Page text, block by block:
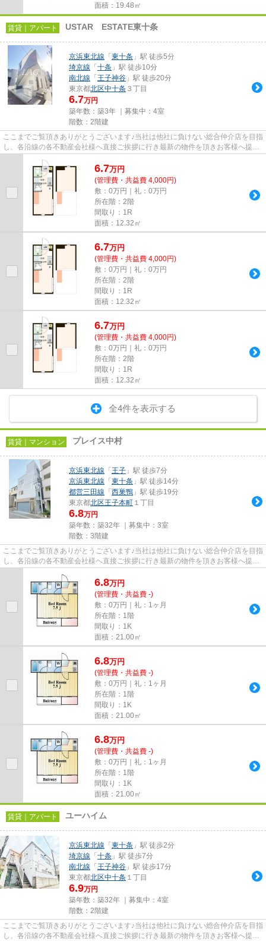
面積：19.48㎡
賃貸｜アパート USTAR ESTATE東十条
京浜東北線 「 東十条 」駅 徒歩5分
埼京線 「 十条 」駅 徒歩10分
南北線 「 王子神谷 」駅 徒歩20分
東京都北区中十条 ３丁目
6.7万円
築年数：築3年 ｜募集中： 4室
階数：2階建
ここまでご覧頂きありがとうございます♪当社は他社に負けない総合仲介店を目指
し、各沿線の各不動産会社様へ直接ご挨拶に行き最新の物件を頂きお客様へ提供
6.7万円
(管理費・共益費 4,000円)
敷：0万円｜礼：0万円
所在階：2階
間取り：1R
面積：12.32㎡
6.7万円
(管理費・共益費 4,000円)
敷：0万円｜礼：0万円
所在階：2階
間取り：1R
面積：12.32㎡
6.7万円
(管理費・共益費 4,000円)
敷：0万円｜礼：0万円
所在階：2階
間取り：1R
面積：12.32㎡
全4件を表示する
賃貸｜マンション プレイス中村
京浜東北線 「 王子 」駅 徒歩7分
京浜東北線 「 東十条 」駅 徒歩14分
都営三田線 「 西巣鴨 」駅 徒歩19分
東京都北区王子本町 １丁目
6.8万円
築年数：築32年 ｜募集中： 3室
階数：3階建
ここまでご覧頂きありがとうございます♪当社は他社に負けない総合仲介店を目指
し、各沿線の各不動産会社様へ直接ご挨拶に行き最新の物件を頂きお客様へ提供
6.8万円
(管理費・共益費 -)
敷：0万円｜礼：1ヶ月
所在階：1階
間取り：1K
面積：21.00㎡
6.8万円
(管理費・共益費 -)
敷：0万円｜礼：1ヶ月
所在階：1階
間取り：1K
面積：21.00㎡
6.8万円
(管理費・共益費 -)
敷：0万円｜礼：1ヶ月
所在階：1階
間取り：1K
面積：21.00㎡
賃貸｜アパート ユーハイム
京浜東北線 「 東十条 」駅 徒歩2分
埼京線 「 十条 」駅 徒歩7分
南北線 「 王子神谷 」駅 徒歩17分
東京都北区中十条 １丁目
6.9万円
築年数：築32年 ｜募集中： 4室
階数：2階建
ここまでご覧頂きありがとうございます♪当社は他社に負けない総合仲介店を目指
し、各沿線の各不動産会社様へ直接ご挨拶に行き最新の物件を頂きお客様へ提供